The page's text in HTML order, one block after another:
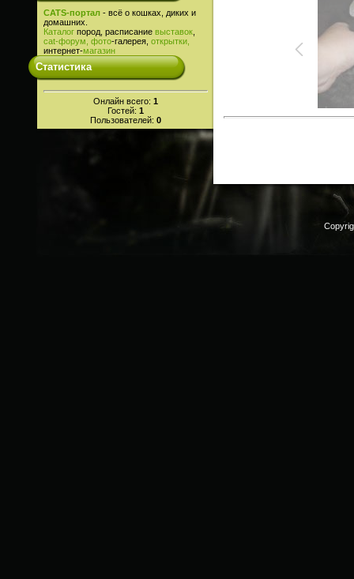
CATS-портал - всё о кошках, диких и
домашних.
Каталог пород, расписание выставок
cat-форум, фото-галерея, открытки,
интернет-магазин
Статистика
Онлайн всего: 1
Гостей: 1
Пользователей: 0